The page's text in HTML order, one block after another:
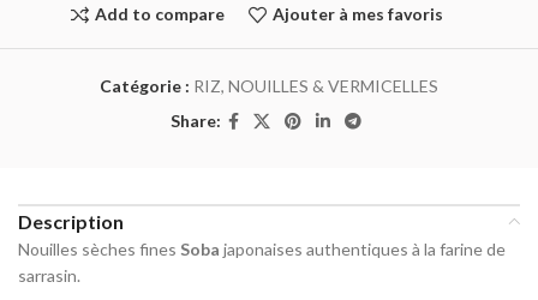
Add to compare Ajouter à mes favoris
Catégorie : RIZ, NOUILLES & VERMICELLES
Share:
Description
Nouilles sèches fines Soba japonaises authentiques à la farine de
sarrasin.